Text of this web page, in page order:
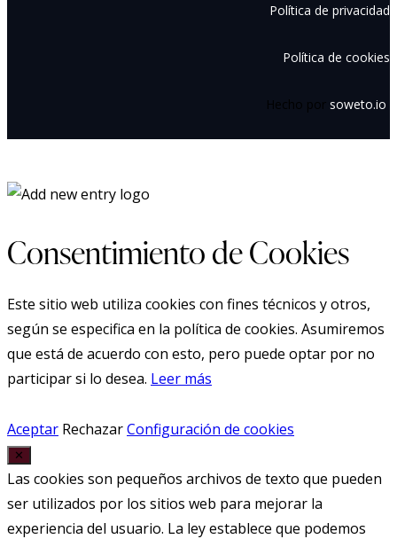
Política de privacidad
Política de cookies
Hecho por soweto.io
Consentimiento de Cookies
Este sitio web utiliza cookies con fines técnicos y otros,
según se especifica en la política de cookies. Asumiremos
que está de acuerdo con esto, pero puede optar por no
participar si lo desea. Leer más
Aceptar RechazarConfiguración de cookies
✕
Las cookies son pequeños archivos de texto que pueden
ser utilizados por los sitios web para mejorar la
experiencia del usuario. La ley establece que podemos